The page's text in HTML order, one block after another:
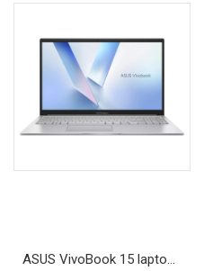
ASUS VivoBook 15 laptop X1504VA-BQ4271W